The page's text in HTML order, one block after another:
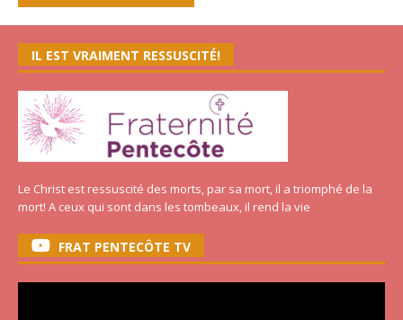
IL EST VRAIMENT RESSUSCITÉ!
Le Christ est ressuscité des morts, par sa mort, il a triomphé de la
mort! A ceux qui sont dans les tombeaux, il rend la vie
FRAT PENTECÔTE TV